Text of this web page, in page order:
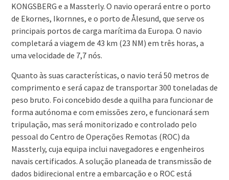
KONGSBERG e a Massterly. O navio operará entre o porto
de Ekornes, Ikornnes, e o porto de Ålesund, que serve os
principais portos de carga marítima da Europa. O navio
completará a viagem de 43 km (23 NM) em três horas, a
uma velocidade de 7,7 nós.
Quanto às suas características, o navio terá 50 metros de
comprimento e será capaz de transportar 300 toneladas de
peso bruto. Foi concebido desde a quilha para funcionar de
forma autónoma e com emissões zero, e funcionará sem
tripulação, mas será monitorizado e controlado pelo
pessoal do Centro de Operações Remotas (ROC) da
Massterly, cuja equipa inclui navegadores e engenheiros
navais certificados. A solução planeada de transmissão de
dados bidirecional entre a embarcação e o ROC está